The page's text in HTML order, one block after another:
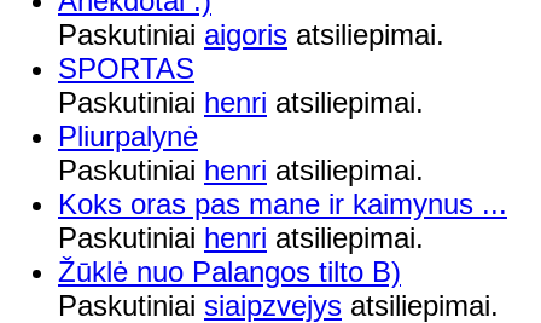
Paskutiniai aigoris atsiliepimai.
SPORTAS
Paskutiniai henri atsiliepimai.
Pliurpalynė
Paskutiniai henri atsiliepimai.
Koks oras pas mane ir kaimynus ...
Paskutiniai henri atsiliepimai.
Žūklė nuo Palangos tilto B)
Paskutiniai siaipzvejys atsiliepimai.